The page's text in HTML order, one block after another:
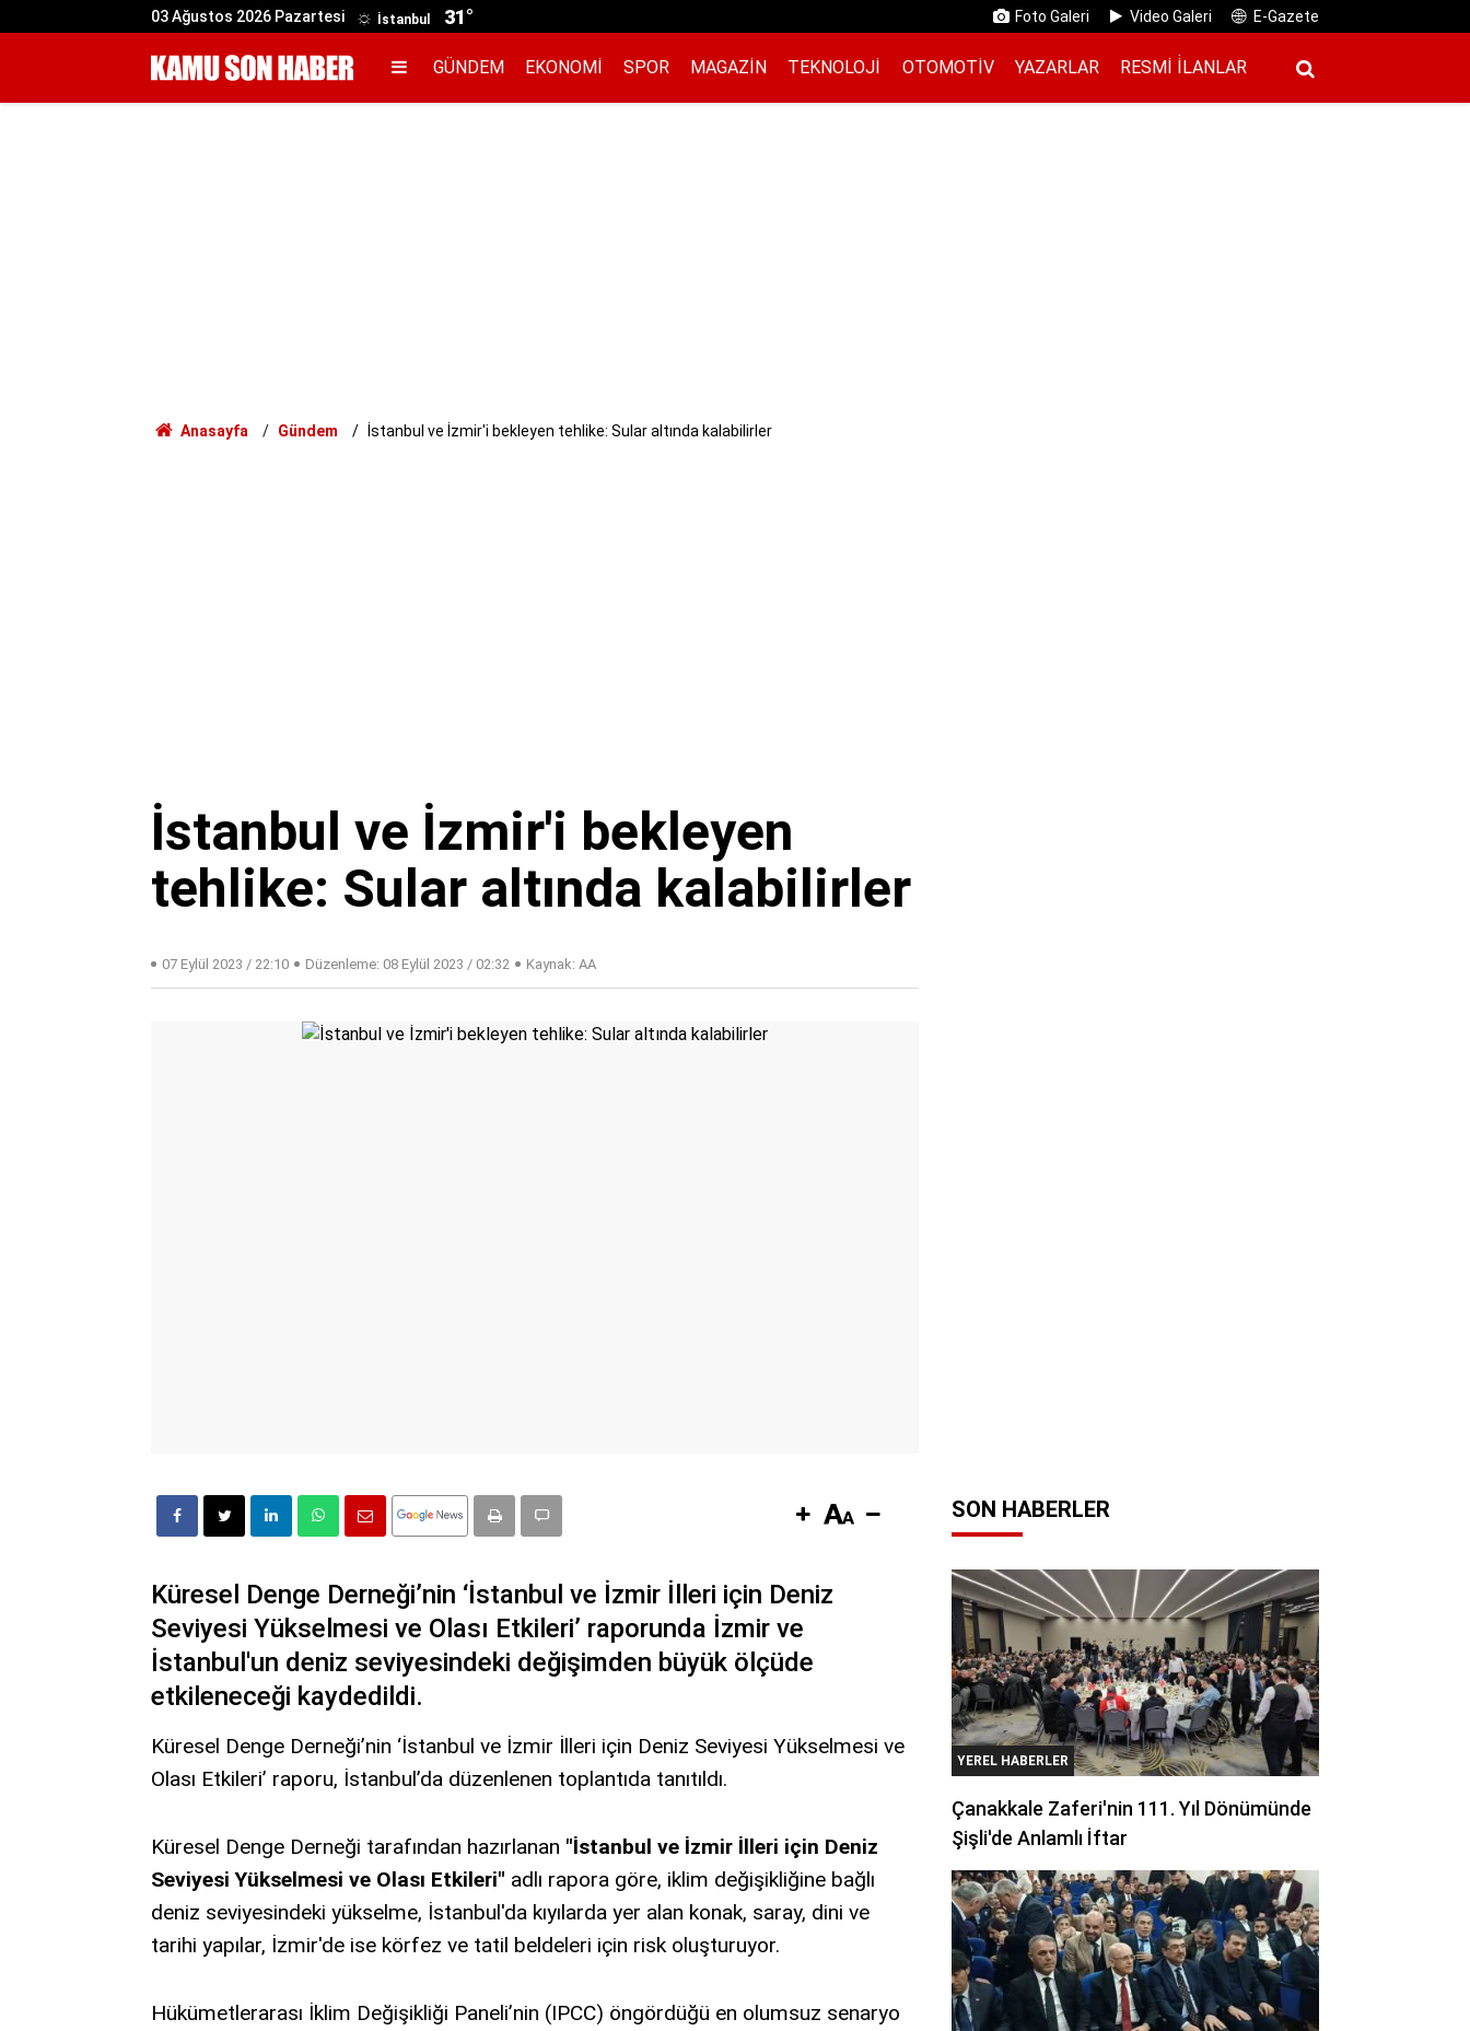
03 Ağustos 2026 Pazartesi İstanbul 31° Foto Galeri Video Galeri E-Gazete
GÜNDEM EKONOMI SPOR MAGAZIN TEKNOLOJI OTOMOTIV YAZARLAR RESMI İ̇LANLAR
Anasayfa Gündem İstanbul ve İzmir'i bekleyen tehlike: Sular altında kalabilirler
İstanbul ve İzmir'i bekleyen
tehlike: Sular altında kalabilirler
07 Eylül 2023 / 22:10 Düzenleme: 08 Eylül 2023 / 02:32 Kaynak: AA
Küresel Denge Derneği’nin ‘İstanbul ve İzmir İlleri için Deniz
Seviyesi Yükselmesi ve Olası Etkileri’ raporunda İzmir ve
İstanbul'un deniz seviyesindeki değişimden büyük ölçüde
etkileneceği kaydedildi.
Küresel Denge Derneği’nin ‘İstanbul ve İzmir İlleri için Deniz Seviyesi Yükselmesi ve
Olası Etkileri’ raporu, İstanbul’da düzenlenen toplantıda tanıtıldı.
Küresel Denge Derneği tarafından hazırlanan "İstanbul ve İzmir İlleri için Deniz
Seviyesi Yükselmesi ve Olası Etkileri" adlı rapora göre, iklim değişikliğine bağlı
deniz seviyesindeki yükselme, İstanbul'da kıyılarda yer alan konak, saray, dini ve
tarihi yapılar, İzmir'de ise körfez ve tatil beldeleri için risk oluşturuyor.
Hükümetlerarası İklim Değişikliği Paneli’nin (IPCC) öngördüğü en olumsuz senaryo
SON HABERLER
YEREL HABERLER
Çanakkale Zaferi'nin 111. Yıl Dönümünde
Şişli'de Anlamlı İftar